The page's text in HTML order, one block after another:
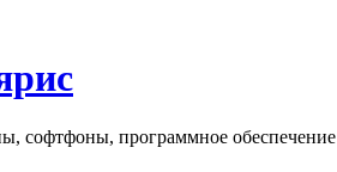
софтфоны, программное обеспечение